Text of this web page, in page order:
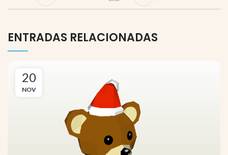
ENTRADAS RELACIONADAS
20
NOV